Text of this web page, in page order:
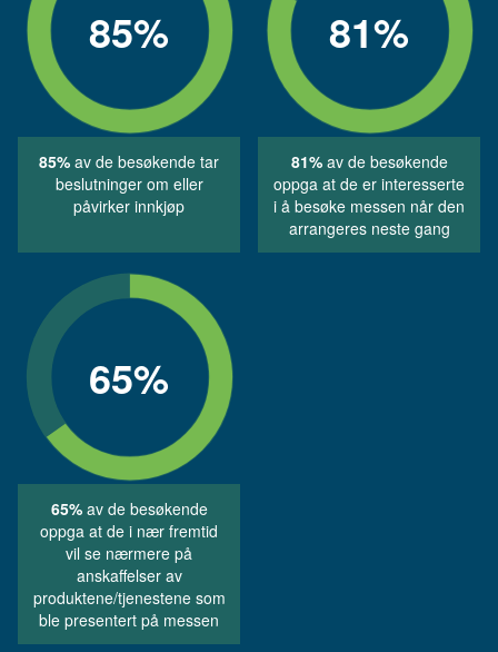
85%
85% av de besøkende tar
beslutninger om eller
påvirker innkjøp
81%
81% av de besøkende
oppga at de er interesserte
i å besøke messen når den
arrangeres neste gang
65%
65% av de besøkende
oppga at de i nær fremtid
vil se nærmere på
anskaffelser av
produktene/tjenestene som
ble presentert på messen